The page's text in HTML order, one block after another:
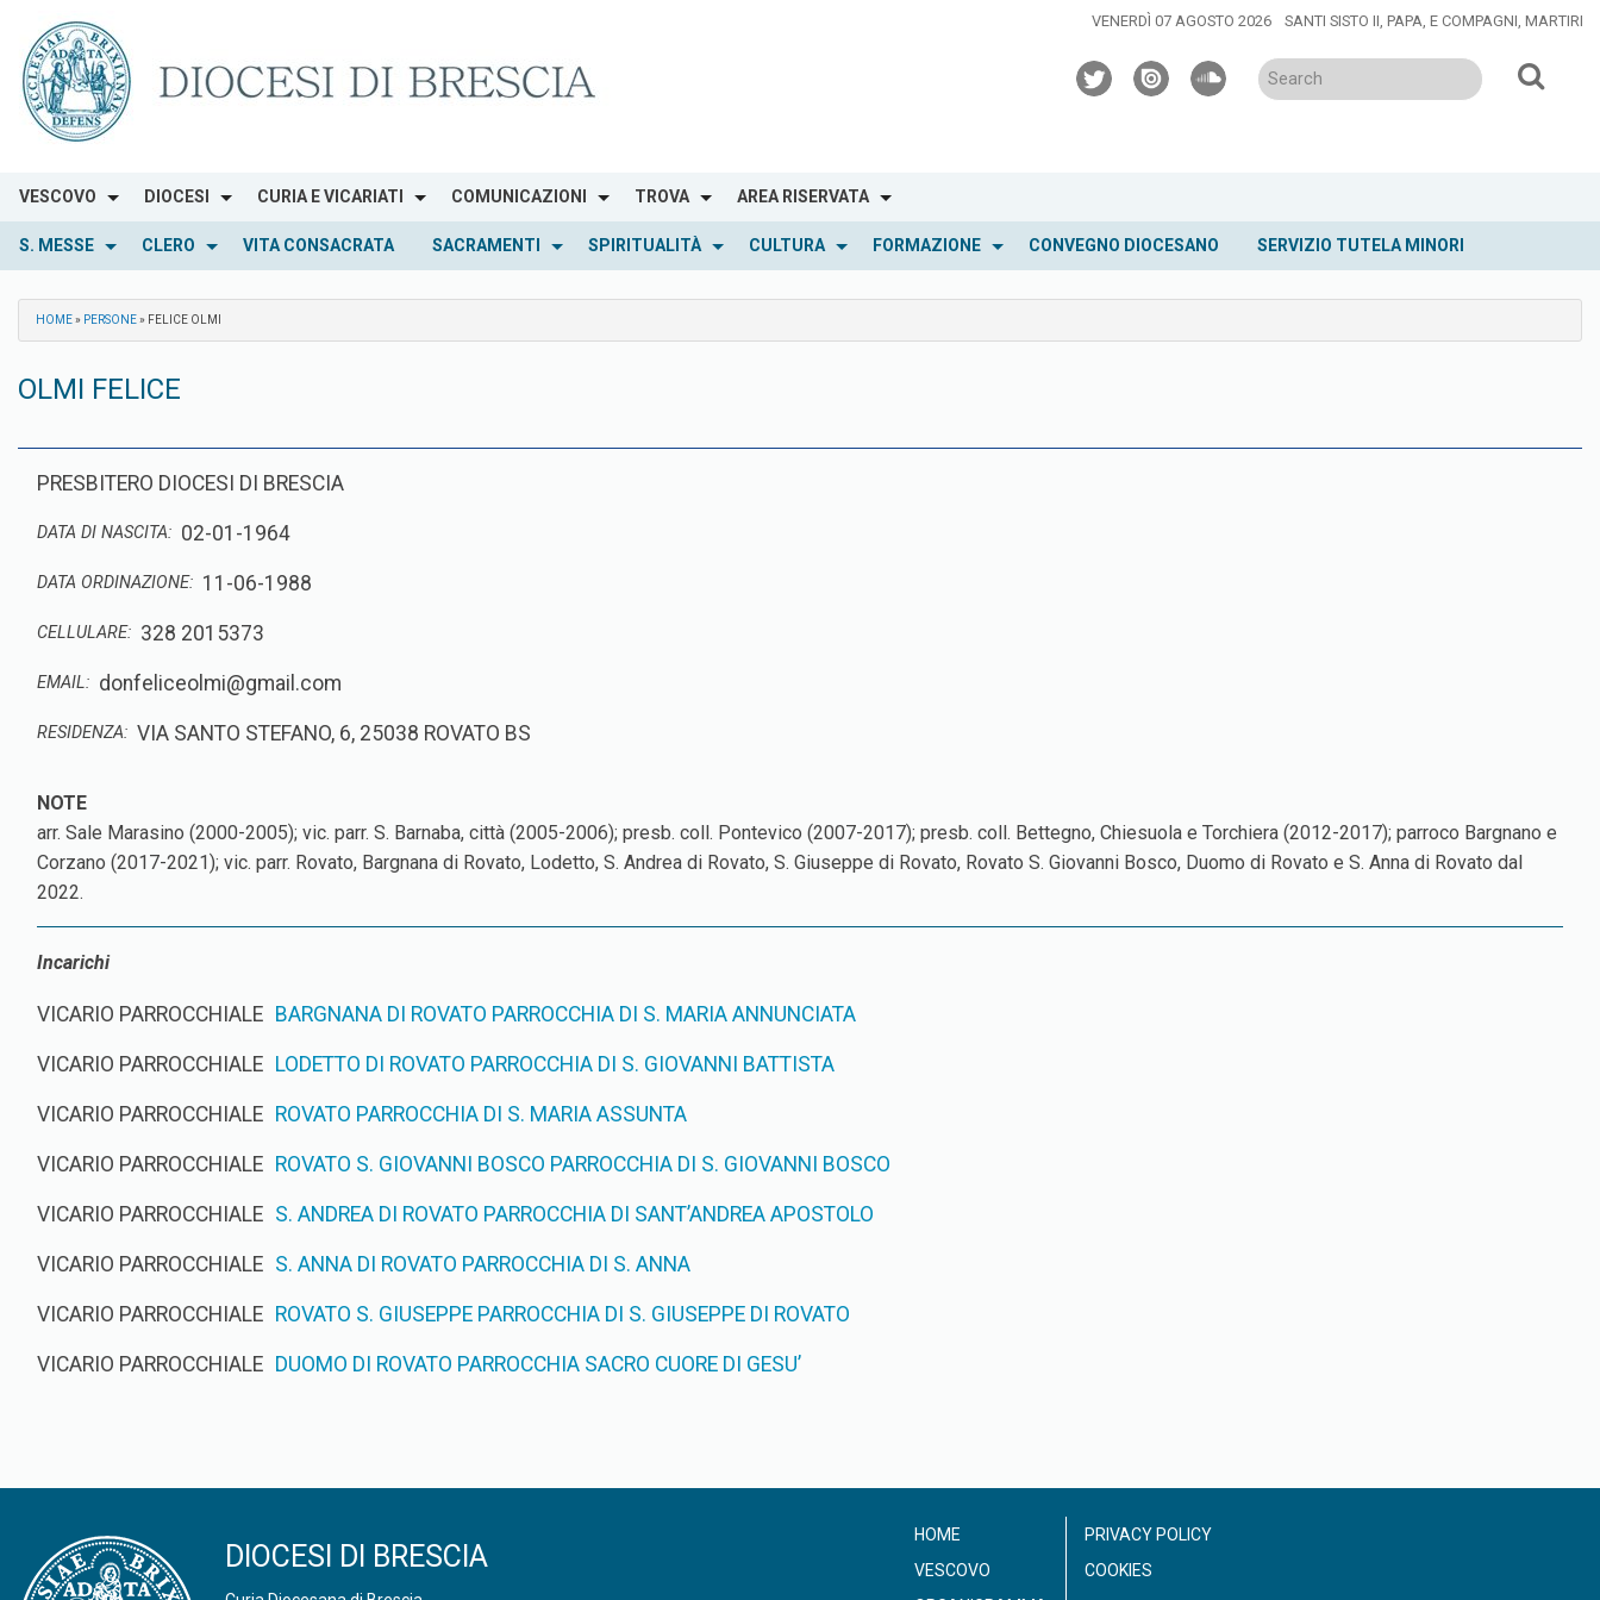
content
VENERDÌ 07 AGOSTO 2026 SANTI SISTO II, PAPA, E COMPAGNI, MARTIRI
twitterissuusoundcloud
VESCOVO DIOCESI CURIA E VICARIATI COMUNICAZIONI TROVA AREA RISERVATA
S. MESSE CLERO VITA CONSACRATA SACRAMENTI SPIRITUALITÀ CULTURA FORMAZIONE CONVEGNO DIOCESANO SERVIZIO TUTELA MINORI
HOME» PERSONE» FELICE OLMI
OLMI FELICE
PRESBITERO DIOCESI DI BRESCIA
DATA DI NASCITA: 02-01-1964
DATA ORDINAZIONE: 11-06-1988
CELLULARE: 328 2015373
EMAIL: donfeliceolmi@gmail.com
RESIDENZA: VIA SANTO STEFANO, 6, 25038 ROVATO BS
arr. Sale Marasino (2000-2005); vic. parr. S. Barnaba, città (2005-2006); presb. coll. Pontevico (2007-2017); presb. coll. Bettegno, Chiesuola e Torchiera (2012-2017); parroco Bargnano e
Corzano (2017-2021); vic. parr. Rovato, Bargnana di Rovato, Lodetto, S. Andrea di Rovato, S. Giuseppe di Rovato, Rovato S. Giovanni Bosco, Duomo di Rovato e S. Anna di Rovato dal
2022.
Incarichi
VICARIO PARROCCHIALE BARGNANA DI ROVATO PARROCCHIA DI S. MARIA ANNUNCIATA
VICARIO PARROCCHIALE LODETTO DI ROVATO PARROCCHIA DI S. GIOVANNI BATTISTA
VICARIO PARROCCHIALE ROVATO PARROCCHIA DI S. MARIA ASSUNTA
VICARIO PARROCCHIALE ROVATO S. GIOVANNI BOSCO PARROCCHIA DI S. GIOVANNI BOSCO
VICARIO PARROCCHIALE S. ANDREA DI ROVATO PARROCCHIA DI SANT’ANDREA APOSTOLO
VICARIO PARROCCHIALE S. ANNA DI ROVATO PARROCCHIA DI S. ANNA
VICARIO PARROCCHIALE ROVATO S. GIUSEPPE PARROCCHIA DI S. GIUSEPPE DI ROVATO
VICARIO PARROCCHIALE DUOMO DI ROVATO PARROCCHIA SACRO CUORE DI GESU’
DIOCESI DI BRESCIA
HOME
VESCOVO
PRIVACY POLICY
COOKIES